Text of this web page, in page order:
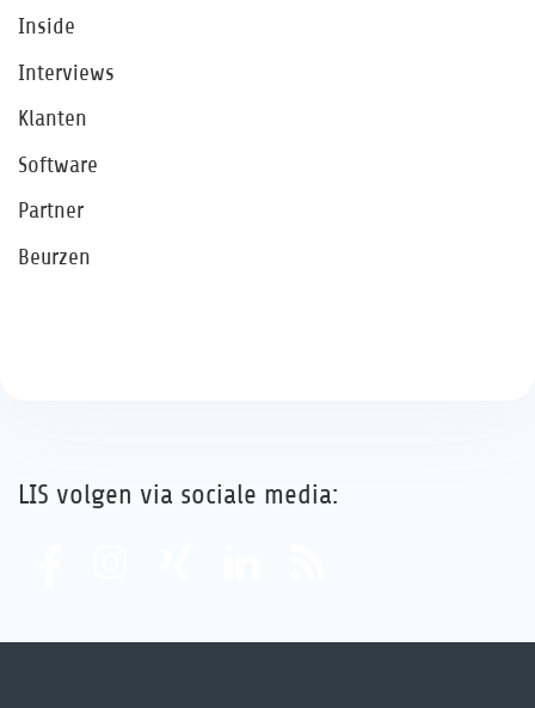
Inside
Interviews
Klanten
Software
Partner
Beurzen
LIS volgen via sociale media: